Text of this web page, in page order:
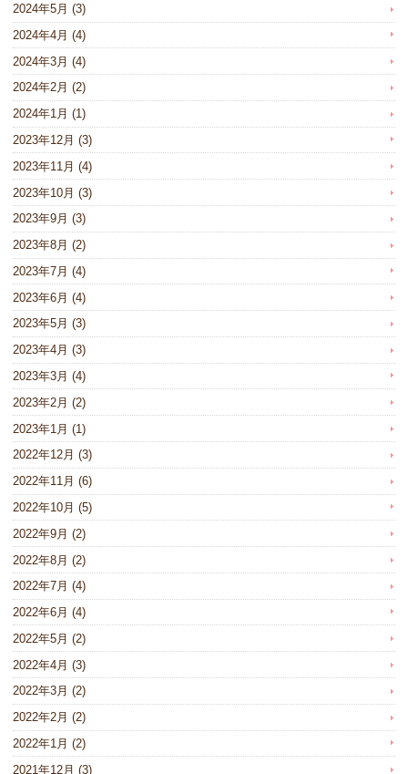
2024年5月 (3)
2024年4月 (4)
2024年3月 (4)
2024年2月 (2)
2024年1月 (1)
2023年12月 (3)
2023年11月 (4)
2023年10月 (3)
2023年9月 (3)
2023年8月 (2)
2023年7月 (4)
2023年6月 (4)
2023年5月 (3)
2023年4月 (3)
2023年3月 (4)
2023年2月 (2)
2023年1月 (1)
2022年12月 (3)
2022年11月 (6)
2022年10月 (5)
2022年9月 (2)
2022年8月 (2)
2022年7月 (4)
2022年6月 (4)
2022年5月 (2)
2022年4月 (3)
2022年3月 (2)
2022年2月 (2)
2022年1月 (2)
2021年12月 (3)